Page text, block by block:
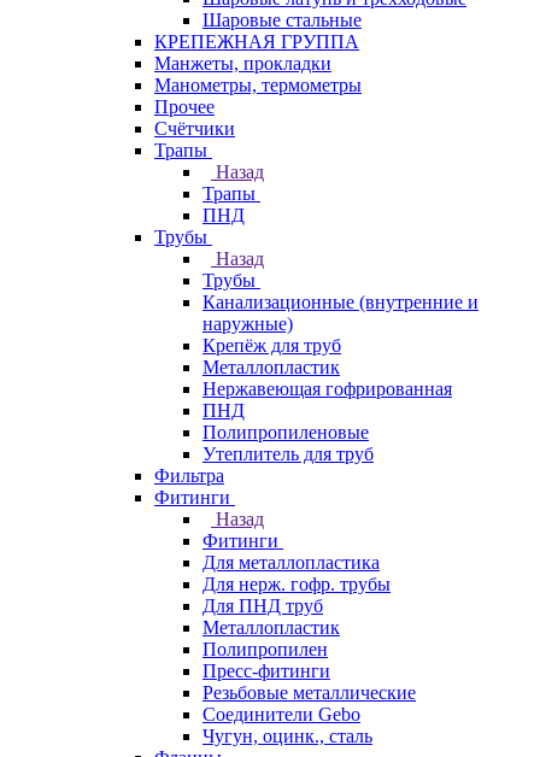
Шаровые стальные
КРЕПЕЖНАЯ ГРУППА
Манжеты, прокладки
Манометры, термометры
Прочее
Счётчики
Трапы
Назад
Трапы
ПНД
Трубы
Назад
Трубы
Канализационные (внутренние и
наружные)
Крепёж для труб
Металлопластик
Нержавеющая гофрированная
ПНД
Полипропиленовые
Утеплитель для труб
Фильтра
Фитинги
Назад
Фитинги
Для металлопластика
Для нерж. гофр. трубы
Для ПНД труб
Металлопластик
Полипропилен
Пресс-фитинги
Резьбовые металлические
Соединители Gebo
Чугун, оцинк., сталь